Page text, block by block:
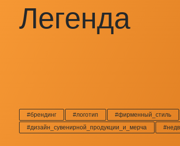
Легенда
#брендинг #логотип #фирменный_стиль
#дизайн_сувенирной_продукции_и_мерча